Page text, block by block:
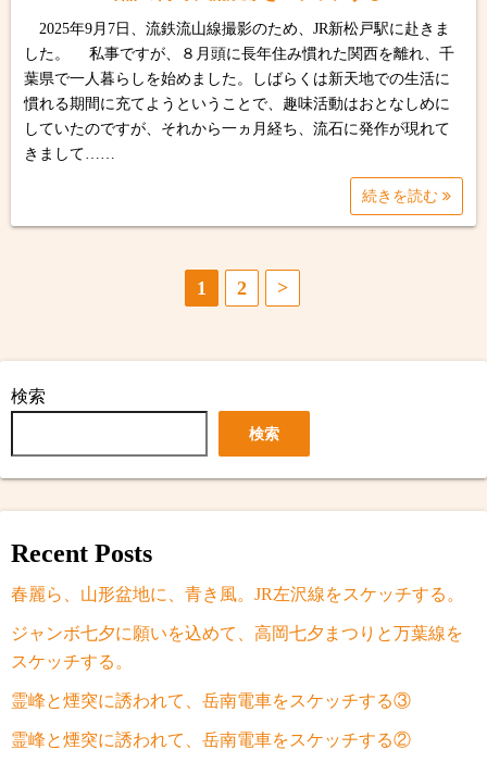
2025年9月7日、流鉄流山線撮影のため、JR新松戸駅に赴きま
した。 私事ですが、８月頭に長年住み慣れた関西を離れ、千
葉県で一人暮らしを始めました。しばらくは新天地での生活に
慣れる期間に充てようということで、趣味活動はおとなしめに
していたのですが、それから一ヵ月経ち、流石に発作が現れて
きまして……
続きを読む
ペ
ー
送
り
1 2 >
検索
検索
Recent Posts
春麗ら、山形盆地に、青き風。JR左沢線をスケッチする。
ジャンボ七夕に願いを込めて、高岡七夕まつりと万葉線を
スケッチする。
霊峰と煙突に誘われて、岳南電車をスケッチする③
霊峰と煙突に誘われて、岳南電車をスケッチする②